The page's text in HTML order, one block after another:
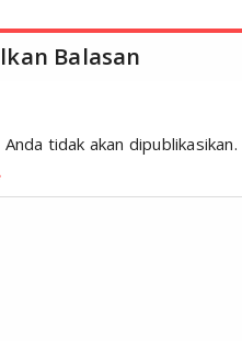
Balasan
tidak akan dipublikasikan.